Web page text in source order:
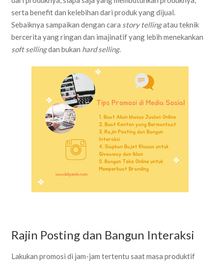
serta benefit dan kelebihan dari produk yang dijual.
Sebaiknya sampaikan dengan cara story tellingatau teknik
bercerita yang ringan dan imajinatif yang lebih menekankan
soft sellingdan bukan hard selling.
Rajin Posting dan Bangun Interaksi
Lakukan promosi di jam-jam tertentu saat masa produktif